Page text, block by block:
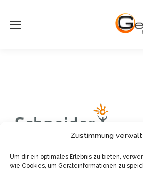
Zustimmung
Um dir ein optimales Erlebnis zu bieten,
wie Cookies, um Geräteinformationen zu